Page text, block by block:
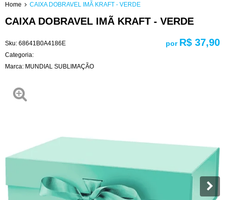
Home CAIXA DOBRAVEL IMÃ KRAFT - VERDE
CAIXA DOBRAVEL IMÃ KRAFT - VERDE
Sku: 68641B0A4186E
Categoria:
Marca: MUNDIAL SUBLIMAÇÃO
por R$ 37,90